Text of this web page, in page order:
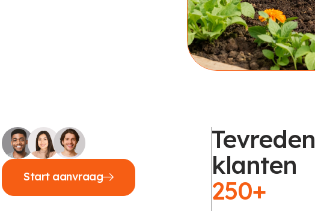
Start aanvraag
Tevreden
klanten
250+